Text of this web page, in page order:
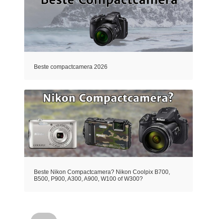
Beste compactcamera 2026
Beste Nikon Compactcamera? Nikon Coolpix B700,
B500, P900, A300, A900, W100 of W300?